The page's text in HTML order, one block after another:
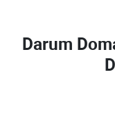
Darum